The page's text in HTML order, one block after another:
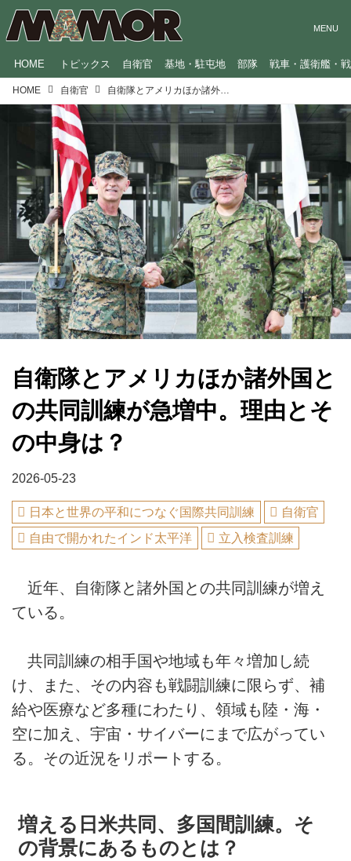
HOME トピックス 自衛官 基地・駐屯地 部隊 戦車・護衛艦・
HOME 自衛官
自衛隊とアメリカほか諸外国と
の共同訓練が急増中。理由とそ
の中身は？
2026-05-23
日本と世界の平和につなぐ国際共同訓練
自衛官
自由で開かれたインド太平洋
立入検査訓練
近年、自衛隊と諸外国との共同訓練が増え
ている。
共同訓練の相手国や地域も年々増加し続
け、また、その内容も戦闘訓練に限らず、補
給や医療など多種にわたり、領域も陸・海・
空に加え、宇宙・サイバーにまで広がってい
る。その近況をリポートする。
増える日米共同、多国間訓練。そ
の背景にあるものとは？